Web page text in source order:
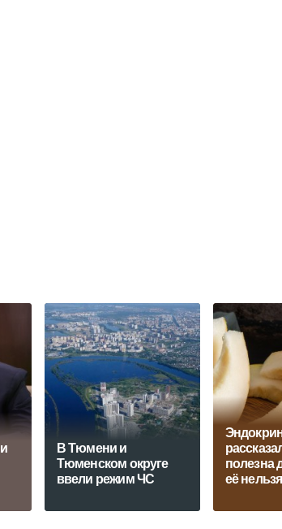
В Тюмени и
Тюменском округе
ввели режим ЧС
полезна
её нельзя